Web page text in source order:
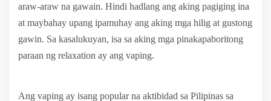
araw-araw na gawain. Hindi hadlang ang aking pagiging ina
at maybahay upang ipamuhay ang aking mga hilig at gustong
gawin. Sa kasalukuyan, isa sa aking mga pinakapaboritong
paraan ng relaxation ay ang vaping.
Ang vaping ay isang popular na aktibidad sa Pilipinas sa